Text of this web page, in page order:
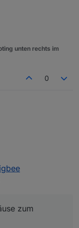
unten rechts im
0
MultiTool) diese
Stack-
Z-
funktioniert.
als Router an
:-(
Gehäuse zum
zum